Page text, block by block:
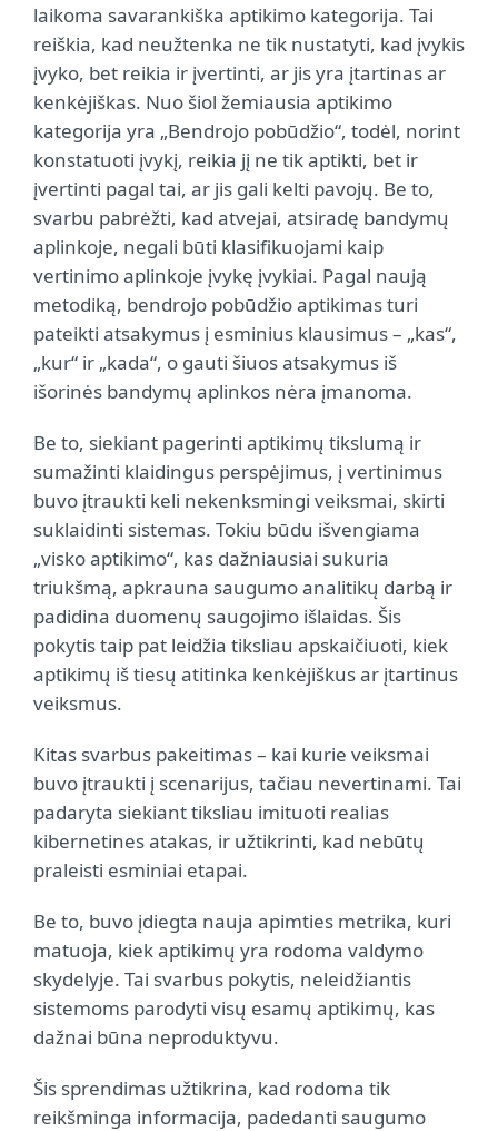
laikoma savarankiška aptikimo kategorija. Tai
reiškia, kad neužtenka ne tik nustatyti, kad įvykis
įvyko, bet reikia ir įvertinti, ar jis yra įtartinas ar
kenkėjiškas. Nuo šiol žemiausia aptikimo
kategorija yra „Bendrojo pobūdžio“, todėl, norint
konstatuoti įvykį, reikia jį ne tik aptikti, bet ir
įvertinti pagal tai, ar jis gali kelti pavojų. Be to,
svarbu pabrėžti, kad atvejai, atsiradę bandymų
aplinkoje, negali būti klasifikuojami kaip
vertinimo aplinkoje įvykę įvykiai. Pagal naują
metodiką, bendrojo pobūdžio aptikimas turi
pateikti atsakymus į esminius klausimus – „kas“,
„kur“ ir „kada“, o gauti šiuos atsakymus iš
išorinės bandymų aplinkos nėra įmanoma.
Be to, siekiant pagerinti aptikimų tikslumą ir
sumažinti klaidingus perspėjimus, į vertinimus
buvo įtraukti keli nekenksmingi veiksmai, skirti
suklaidinti sistemas. Tokiu būdu išvengiama
„visko aptikimo“, kas dažniausiai sukuria
triukšmą, apkrauna saugumo analitikų darbą ir
padidina duomenų saugojimo išlaidas. Šis
pokytis taip pat leidžia tiksliau apskaičiuoti, kiek
aptikimų iš tiesų atitinka kenkėjiškus ar įtartinus
veiksmus.
Kitas svarbus pakeitimas – kai kurie veiksmai
buvo įtraukti į scenarijus, tačiau nevertinami. Tai
padaryta siekiant tiksliau imituoti realias
kibernetines atakas, ir užtikrinti, kad nebūtų
praleisti esminiai etapai.
Be to, buvo įdiegta nauja apimties metrika, kuri
matuoja, kiek aptikimų yra rodoma valdymo
skydelyje. Tai svarbus pokytis, neleidžiantis
sistemoms parodyti visų esamų aptikimų, kas
dažnai būna neproduktyvu.
Šis sprendimas užtikrina, kad rodoma tik
reikšminga informacija, padedanti saugumo